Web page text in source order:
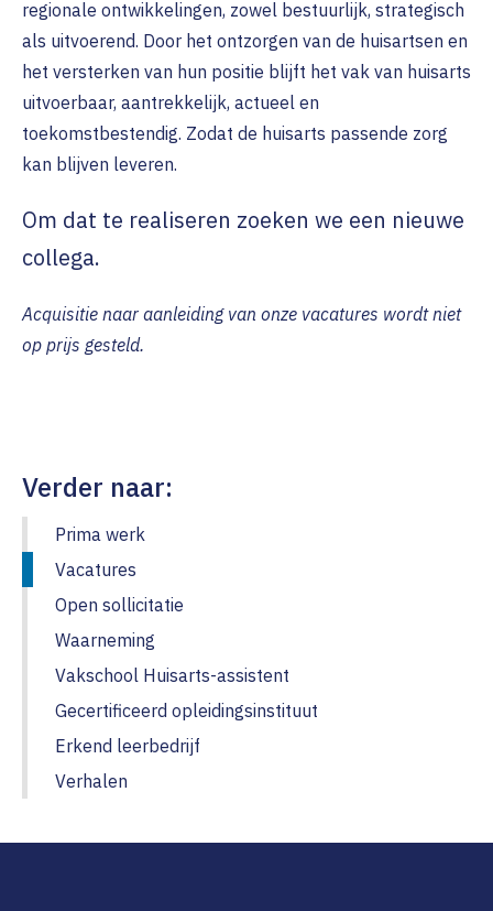
regionale ontwikkelingen, zowel bestuurlijk, strategisch
als uitvoerend. Door het ontzorgen van de huisartsen en
het versterken van hun positie blijft het vak van huisarts
uitvoerbaar, aantrekkelijk, actueel en
toekomstbestendig. Zodat de huisarts passende zorg
kan blijven leveren.
Om dat te realiseren zoeken we een nieuwe
collega.
Acquisitie naar aanleiding van onze vacatures wordt niet
op prijs gesteld.
Verder naar:
Prima werk
Vacatures
Open sollicitatie
Waarneming
Vakschool Huisarts-assistent
Gecertificeerd opleidingsinstituut
Erkend leerbedrijf
Verhalen